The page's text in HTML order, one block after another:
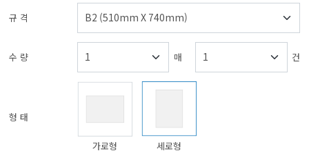
규 격
수 량 매 건
형 태
가로형 세로형